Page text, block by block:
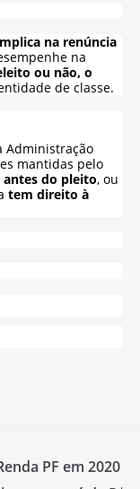
na renúncia
na
ou não, o
de classe.
Administração
mantidas pelo
antes do pleito, ou
tem direito à
PF em 2020